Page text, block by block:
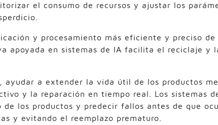
el consumo de recursos y ajustar los
y procesamiento más eficiente y preciso de
apoyada en sistemas de IA facilita el reciclaje y
ayudar a extender la vida útil de los productos
y la reparación en tiempo real. Los sistemas
de los productos y predecir fallos antes de que
y evitando el reemplazo prematuro.